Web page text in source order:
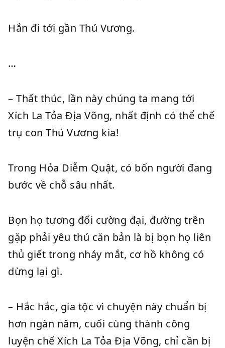
Hắn đi tới gần Thú Vương.
…
– Thất thúc, lần này chúng ta mang tới
Xích La Tỏa Địa Võng, nhất định có thể chế
trụ con Thú Vương kia!
Trong Hỏa Diễm Quật, có bốn người đang
bước về chỗ sâu nhất.
Bọn họ tương đối cường đại, đường trên
gặp phải yêu thú căn bản là bị bọn họ liên
thủ giết trong nháy mắt, cơ hồ không có
dừng lại gì.
– Hắc hắc, gia tộc vì chuyện này chuẩn bị
hơn ngàn năm, cuối cùng thành công
luyện chế Xích La Tỏa Địa Võng, chỉ cần bị